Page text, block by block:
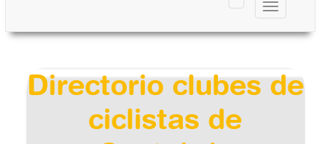
Toggle
navigation
Directorio clubes de
ciclistas de